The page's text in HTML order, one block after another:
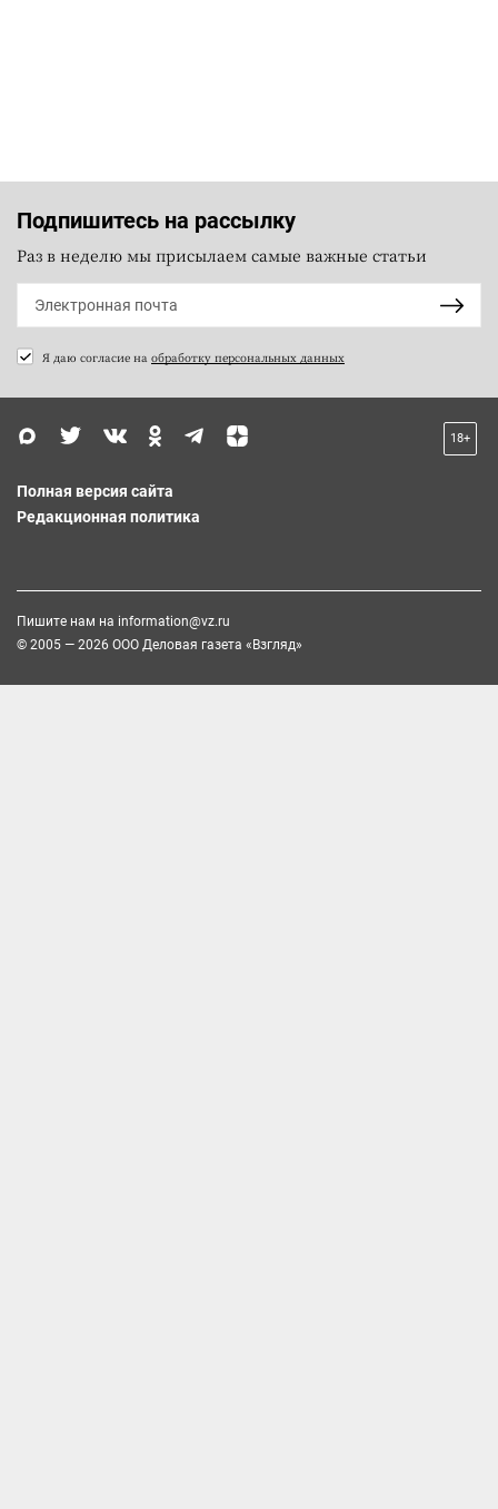
Подпишитесь на рассылку
Раз в неделю мы присылаем самые важные статьи
Я даю согласие на обработку персональных данных
18+
Полная версия сайта
Редакционная политика
Пишите нам на information@vz.ru
© 2005 — 2026 ООО Деловая газета «Взгляд»